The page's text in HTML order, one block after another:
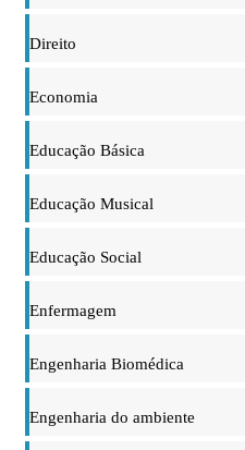
Direito
Economia
Educação Básica
Educação Musical
Educação Social
Enfermagem
Engenharia Biomédica
Engenharia do ambiente